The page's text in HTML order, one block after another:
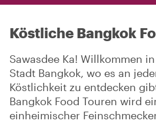
Köstliche Bangkok
Sawasdee Ka! Willkommen
Stadt Bangkok, wo es an
Köstlichkeit zu entdecken
Bangkok Food Touren wird
einheimischer